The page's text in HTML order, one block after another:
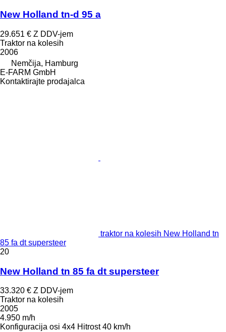
New Holland tn-d 95 a
29.651 € Z DDV-jem
Traktor na kolesih
2006
Nemčija, Hamburg
E-FARM GmbH
Kontaktirajte prodajalca
traktor na kolesih New Holland tn
85 fa dt supersteer
20
New Holland tn 85 fa dt supersteer
33.320 € Z DDV-jem
Traktor na kolesih
2005
4.950 m/h
Konfiguracija osi 4x4 Hitrost 40 km/h